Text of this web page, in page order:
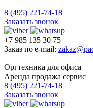
8 (495) 221-74-18
Заказать звонок
+7 985 135 30 75
Заказ по e-mail:
Оргтехника для офиса
Аренда продажа сервис
8 (495) 221-74-18
Заказать звонок